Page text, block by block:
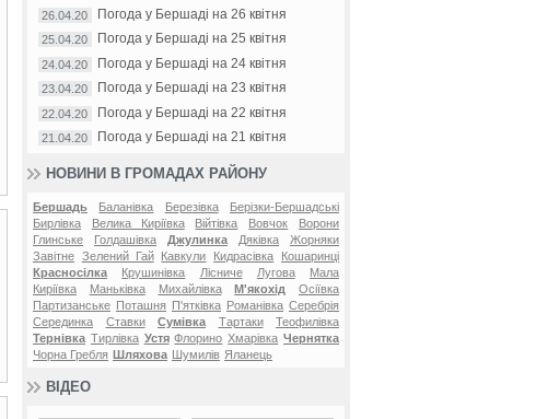
26.04.20 Погода у Бершаді на 26 квітня
25.04.20 Погода у Бершаді на 25 квітня
24.04.20 Погода у Бершаді на 24 квітня
23.04.20 Погода у Бершаді на 23 квітня
22.04.20 Погода у Бершаді на 22 квітня
21.04.20 Погода у Бершаді на 21 квітня
НОВИНИ В ГРОМАДАХ РАЙОНУ
Бершадь Баланівка Березівка
Берізки-Бершадські
Бирлівка
Велика Киріївка Війтівка Вовчок
Ворони
Глинське
Голдашівка Джулинка Дяківка
Жорняки
Завітне Зелений Гай Кавкули Кидрасівка
Кошаринці
Красносілка
Крушинівка Лісниче Лугова
Мала
Киріївка
Маньківка Михайлівка М'якохід
Осіївка
Партизанське Поташня П'ятківка Романівка Серебрія
Серединка
Ставки Сумівка Тартаки
Теофилівка
Тернівка Тирлівка Устя Флорино Хмарівка Чернятка
Чорна Гребля Шляхова Шумилів Яланець
ВІДЕО